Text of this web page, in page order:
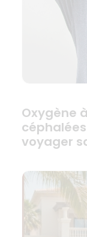
Oxygène
voyager